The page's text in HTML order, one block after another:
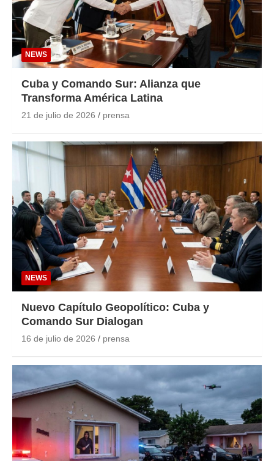
NEWS
Cuba y Comando Sur: Alianza que
Transforma América Latina
21 de julio de 2026 prensa
NEWS
Nuevo Capítulo Geopolítico: Cuba y
Comando Sur Dialogan
16 de julio de 2026 prensa